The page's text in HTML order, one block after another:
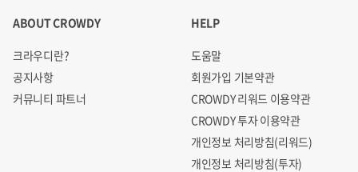
ABOUT CROWDY
크라우디란?
공지사항
커뮤니티 파트너
HELP
도움말
회원가입 기본약관
CROWDY 리워드 이용약관
CROWDY 투자 이용약관
개인정보 처리방침(리워드)
개인정보 처리방침(투자)